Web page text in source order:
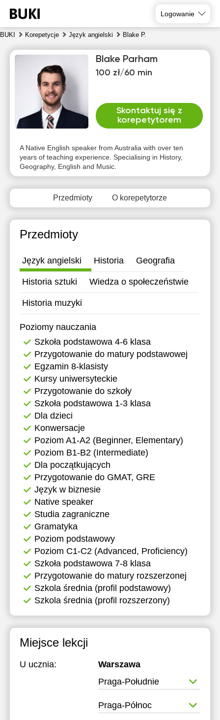
Logowanie
BUKI Korepetycje Język angielski Blake P.
Blake Parham
100 zł/60 min
Skontaktuj się z
korepetytorem
A Native English speaker from Australia with over ten
years of teaching experience. Specialising in History,
Geography, English and Music.
Przedmioty O korepetytorze
Przedmioty
Język angielski Historia Geografia
Historia sztuki Wiedza o społeczeństwie
Historia muzyki
Poziomy nauczania
Szkoła podstawowa 4-6 klasa
Przygotowanie do matury podstawowej
Egzamin 8-klasisty
Kursy uniwersyteckie
Przygotowanie do szkoły
Szkoła podstawowa 1-3 klasa
Dla dzieci
Konwersacje
Poziom A1-A2 (Beginner, Elementary)
Poziom B1-B2 (Intermediate)
Dla początkujących
Przygotowanie do GMAT, GRE
Język w biznesie
Native speaker
Studia zagraniczne
Gramatyka
Poziom podstawowy
Poziom C1-C2 (Advanced, Proficiency)
Szkoła podstawowa 7-8 klasa
Przygotowanie do matury rozszerzonej
Szkola średnia (profil podstawowy)
Szkola średnia (profil rozszerzony)
Miejsce lekcji
U ucznia:
Warszawa
Praga-Południe
Praga-Północ
8
9
10
11
12
Brak
dostępnych
terminów
Brak
dostępnych
terminów
Brak
dostępnych
terminów
dostępnych
terminów
dostępnych
terminów
Brak
terminów